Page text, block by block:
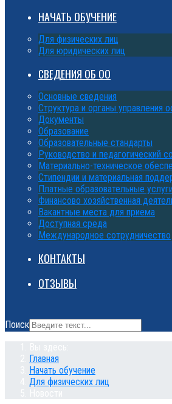
НАЧАТЬ ОБУЧЕНИЕ
Для физических лиц
Для юридических лиц
СВЕДЕНИЯ ОБ ОО
Основные сведения
Структура и органы управления
Документы
Образование
Образовательные стандарты
Руководство и педагогический
Материально-техническое
Стипендии и материальная
Платные образовательные услуги
Финансово хозяйственная
Вакантные места для приема
Доступная среда
Международное сотрудничество
КОНТАКТЫ
ОТЗЫВЫ
Поиск
Главная
Начать обучение
Для физических лиц